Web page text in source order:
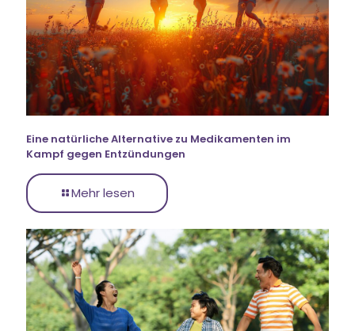
Eine natürliche Alternative zu Medikamenten im
Kampf gegen Entzündungen
Mehr lesen